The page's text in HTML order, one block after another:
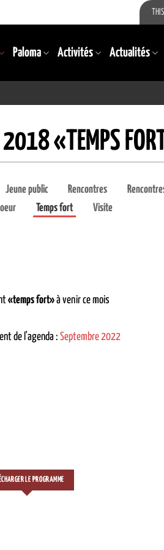
Paloma Activités Actualités
«TEMPS
Jeune public Rencontres
Temps fort Visite
«temps fort»à venir ce mois
de l'agenda : Septembre 2022
LE PROGRAMME